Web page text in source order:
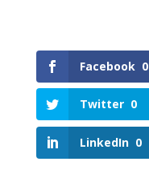
Facebook 0
Twitter 0
LinkedIn 0